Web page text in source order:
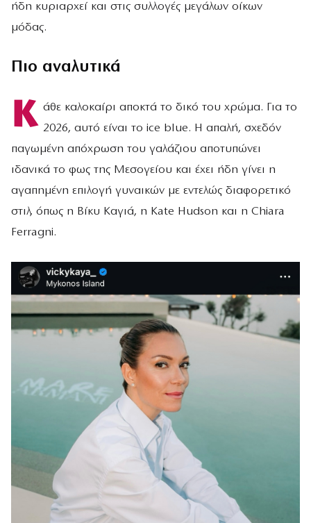
ήδη κυριαρχεί και στις συλλογές μεγάλων οίκων
μόδας.
Πιο αναλυτικά
Κ άθε καλοκαίρι αποκτά το δικό του χρώμα. Για το
2026, αυτό είναι το ice blue. Η απαλή, σχεδόν
παγωμένη απόχρωση του γαλάζιου αποτυπώνει
ιδανικά το φως της Μεσογείου και έχει ήδη γίνει η
αγαπημένη επιλογή γυναικών με εντελώς διαφορετικό
στιλ, όπως η Βίκυ Καγιά, η Kate Hudson και η Chiara
Ferragni.